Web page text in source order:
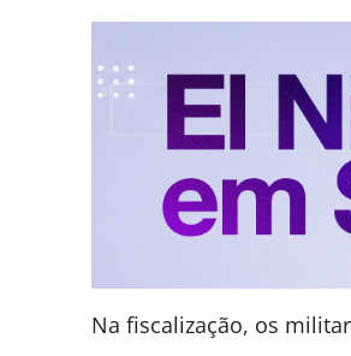
Na fiscalização, os